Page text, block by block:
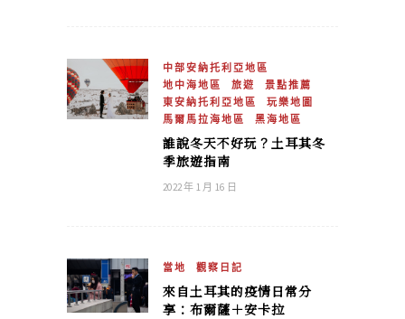
中部安納托利亞地區
地中海地區
旅遊
景點推薦
東安納托利亞地區
玩樂地圖
馬爾馬拉海地區
黑海地區
誰說冬天不好玩？土耳其冬
季旅遊指南
2022 年 1 月 16 日
當地 觀察日記
來自土耳其的疫情日常分
享：布爾薩＋安卡拉